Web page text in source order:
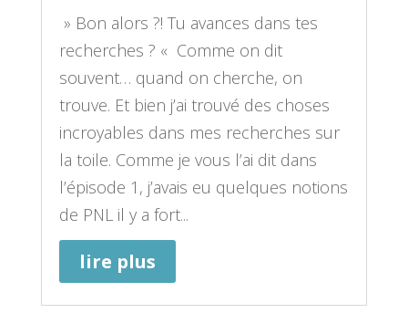
» Bon alors ?! Tu avances dans tes
recherches ? « Comme on dit
souvent… quand on cherche, on
trouve. Et bien j’ai trouvé des choses
incroyables dans mes recherches sur
la toile. Comme je vous l’ai dit dans
l’épisode 1, j’avais eu quelques notions
de PNL il y a fort...
lire plus